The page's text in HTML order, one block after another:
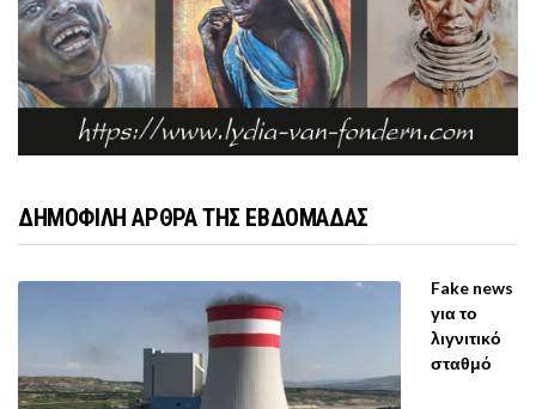
ΔΗΜΟΦΙΛΗ ΑΡΘΡΑ ΤΗΣ ΕΒΔΟΜΑΔΑΣ
Fake news
για το
λιγνιτικό
σταθμό